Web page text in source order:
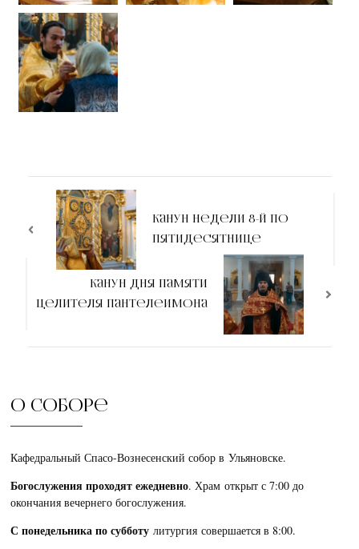
Канун Недели 8-й по
Пятидесятнице
Канун дня памяти
целителя Пантелеимона
О соборе
Кафедральный Спасо-Вознесенский собор в Ульяновске.
Богослужения проходят ежедневно. Храм открыт с 7:00 до
окончания вечернего богослужения.
С понедельника по субботулитургия совершается в 8:00.